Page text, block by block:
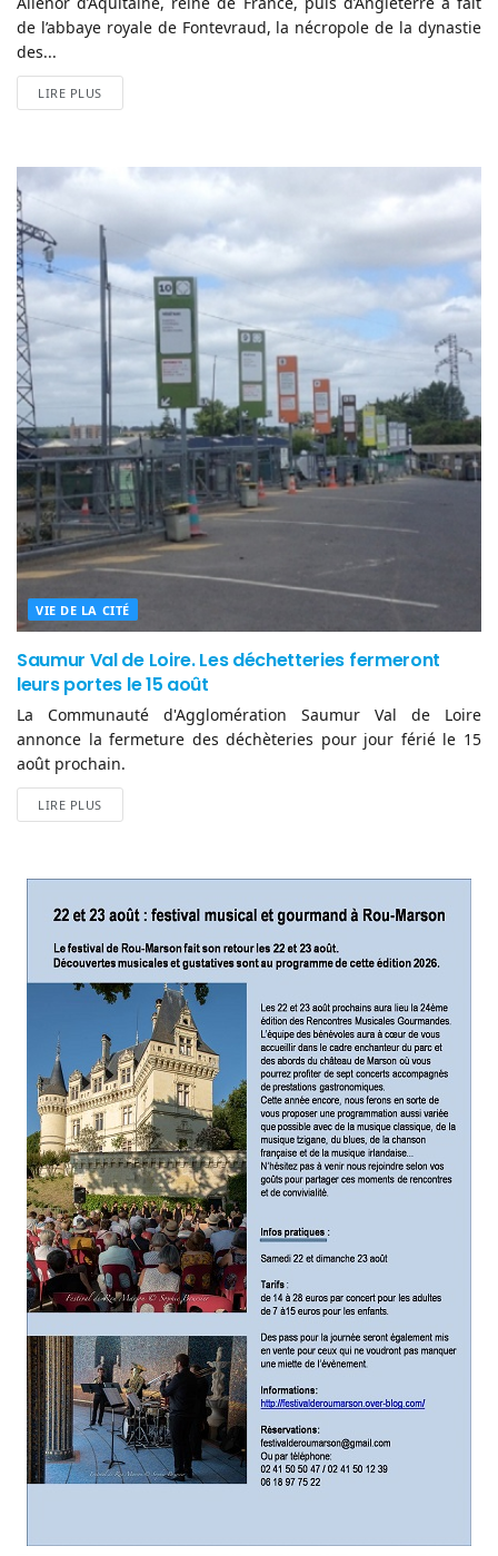
de l’abbaye royale de Fontevraud, la nécropole de la dynastie
des...
LIRE PLUS
VIE DE LA CITÉ
Saumur Val de Loire. Les déchetteries fermeront
leurs portes le 15 août
La Communauté d'Agglomération Saumur Val de Loire
annonce la fermeture des déchèteries pour jour férié le 15
août prochain.
LIRE PLUS